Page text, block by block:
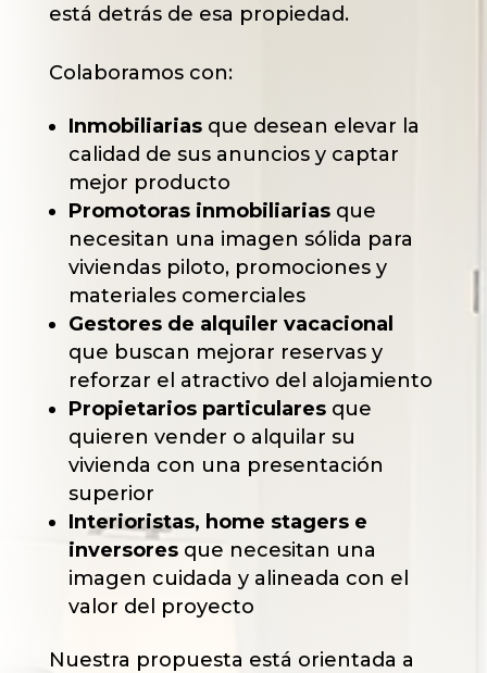
está detrás de esa propiedad.
Colaboramos con:
Inmobiliariasque desean elevar la
calidad de sus anuncios y captar
mejor producto
Promotoras inmobiliariasque
necesitan una imagen sólida para
viviendas piloto, promociones y
materiales comerciales
Gestores de alquiler vacacional
que buscan mejorar reservas y
reforzar el atractivo del alojamiento
Propietarios particularesque
quieren vender o alquilar su
vivienda con una presentación
superior
Interioristas, home stagers e
inversoresque necesitan una
imagen cuidada y alineada con el
valor del proyecto
Nuestra propuesta está orientada a